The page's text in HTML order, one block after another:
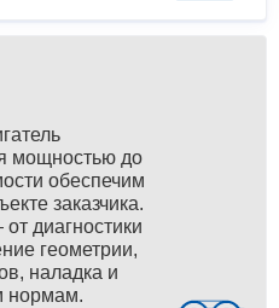
мощностью до
обеспечим
заказчика.
диагностики
геометрии,
наладка и
нормам.